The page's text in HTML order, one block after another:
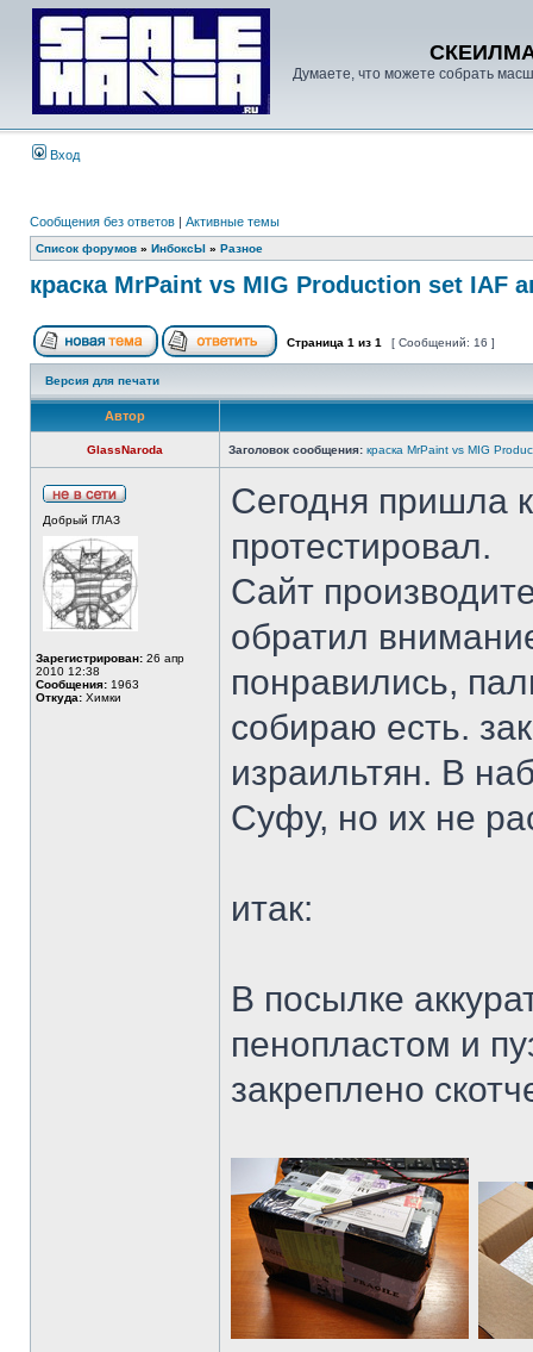
Думаете, что можете собрать
Вход
Сообщения без ответов | Активные темы
Список форумов » ИнбоксЫ » Разное
краска MrPaint vs MIG Production set IAF
Страница 1 из 1 [ Сообщений: 16 ]
Версия для печати
Автор
GlassNaroda Заголовок сообщения: краска MrPaint vs MIG
Добрый ГЛАЗ
Зарегистрирован: 26 апр
2010 12:38
Сообщения: 1963
Откуда: Химки
Сегодня пришла
протестировал.
Сайт
обратил
понравились,
собираю есть.
израильтян. В
Суфу, но их не
итак:
В посылке
пенопластом и
закреплено